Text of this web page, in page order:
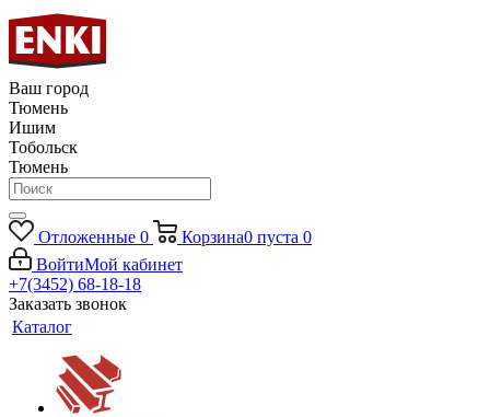
Ваш город
Тюмень
Ишим
Тобольск
Тюмень
Отложенные 0 Корзина0 пуста 0
ВойтиМой кабинет
+7(3452) 68-18-18
Заказать звонок
Каталог